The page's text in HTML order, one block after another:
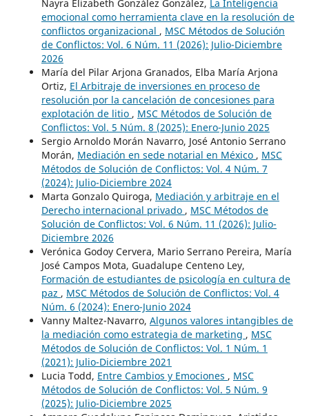
Nayra Elizabeth González González, La Inteligencia
emocional como herramienta clave en la resolución de
conflictos organizacional , MSC Métodos de Solución
de Conflictos: Vol. 6 Núm. 11 (2026): Julio-Diciembre
2026
María del Pilar Arjona Granados, Elba María Arjona
Ortiz, El Arbitraje de inversiones en proceso de
resolución por la cancelación de concesiones para
explotación de litio , MSC Métodos de Solución de
Conflictos: Vol. 5 Núm. 8 (2025): Enero-Junio 2025
Sergio Arnoldo Morán Navarro, José Antonio Serrano
Morán, Mediación en sede notarial en México , MSC
Métodos de Solución de Conflictos: Vol. 4 Núm. 7
(2024): Julio-Diciembre 2024
Marta Gonzalo Quiroga, Mediación y arbitraje en el
Derecho internacional privado , MSC Métodos de
Solución de Conflictos: Vol. 6 Núm. 11 (2026): Julio-
Diciembre 2026
Verónica Godoy Cervera, Mario Serrano Pereira, María
José Campos Mota, Guadalupe Centeno Ley,
Formación de estudiantes de psicología en cultura de
paz , MSC Métodos de Solución de Conflictos: Vol. 4
Núm. 6 (2024): Enero-Junio 2024
Vanny Maltez-Navarro, Algunos valores intangibles de
la mediación como estrategia de marketing , MSC
Métodos de Solución de Conflictos: Vol. 1 Núm. 1
(2021): Julio-Diciembre 2021
Lucia Todd, Entre Cambios y Emociones , MSC
Métodos de Solución de Conflictos: Vol. 5 Núm. 9
(2025): Julio-Diciembre 2025